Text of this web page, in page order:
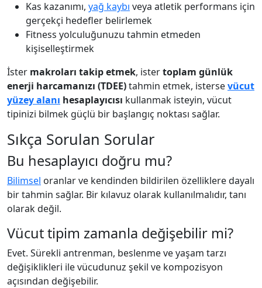
Kas kazanımı, yağ kaybı veya atletik performans için
gerçekçi hedefler belirlemek
Fitness yolculuğunuzu tahmin etmeden
kişiselleştirmek
İster makroları takip etmek, istertoplam günlük
enerji harcamanızı (TDEE)tahmin etmek, istersevücut
yüzey alanı hesaplayıcısı kullanmak isteyin, vücut
tipinizi bilmek güçlü bir başlangıç noktası sağlar.
Sıkça Sorulan Sorular
Bu hesaplayıcı doğru mu?
Bilimsel oranlar ve kendinden bildirilen özelliklere dayalı
bir tahmin sağlar. Bir kılavuz olarak kullanılmalıdır, tanı
olarak değil.
Vücut tipim zamanla değişebilir mi?
Evet. Sürekli antrenman, beslenme ve yaşam tarzı
değişiklikleri ile vücudunuz şekil ve kompozisyon
açısından değişebilir.